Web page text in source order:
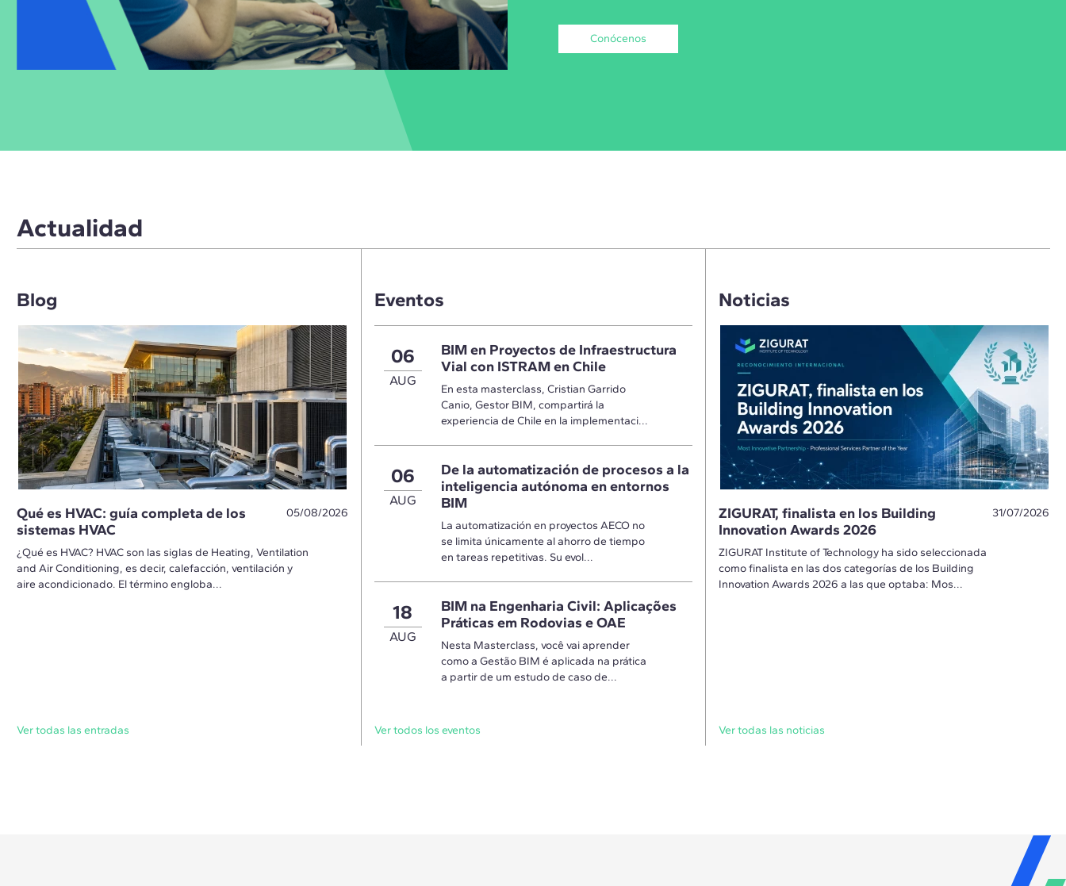
Conócenos
Actualidad
Blog
Qué es HVAC: guía completa de los
sistemas HVAC
05/08/2026
¿Qué es HVAC? HVAC son las siglas de Heating, Ventilation
and Air Conditioning, es decir, calefacción, ventilación y
aire acondicionado. El término engloba...
Ver todas las entradas
Eventos
06
AUG
BIM en Proyectos de Infraestructura
Vial con ISTRAM en Chile
En esta masterclass, Cristian Garrido
Canio, Gestor BIM, compartirá la
experiencia de Chile en la implementaci...
06
AUG
De la automatización de procesos a la
inteligencia autónoma en entornos
BIM
La automatización en proyectos AECO no
se limita únicamente al ahorro de tiempo
en tareas repetitivas. Su evol...
18
AUG
BIM na Engenharia Civil: Aplicações
Práticas em Rodovias e OAE
Nesta Masterclass, você vai aprender
como a Gestão BIM é aplicada na prática
a partir de um estudo de caso de...
Ver todos los eventos
Noticias
ZIGURAT, finalista en los Building
Innovation Awards 2026
31/07/2026
ZIGURAT Institute of Technology ha sido seleccionada
como finalista en las dos categorías de los Building
Innovation Awards 2026 a las que optaba: Mos...
Ver todas las noticias